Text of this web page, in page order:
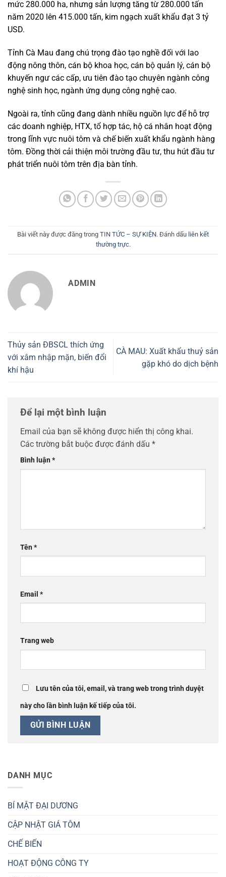
mức 280.000 ha, nhưng sản lượng tăng từ 280.000 tấn
năm 2020 lên 415.000 tấn, kim ngạch xuất khẩu đạt 3 tỷ
USD.
Tỉnh Cà Mau đang chú trọng đào tạo nghề đối với lao
động nông thôn, cán bộ khoa học, cán bộ quản lý, cán bộ
khuyến ngư các cấp, ưu tiên đào tạo chuyên ngành công
nghệ sinh học, ngành ứng dụng công nghệ cao.
Ngoài ra, tỉnh cũng đang dành nhiều nguồn lực để hỗ trợ
các doanh nghiệp, HTX, tổ hợp tác, hộ cá nhân hoạt động
trong lĩnh vực nuôi tôm và chế biến xuất khẩu ngành hàng
tôm. Đồng thời cải thiện môi trường đầu tư, thu hút đầu tư
phát triển nuôi tôm trên địa bàn tỉnh.
Bài viết này được đăng trong TIN TỨC – SỰ KIỆN. Đánh dấu liên kết
thường trực.
ADMIN
Thủy sản ĐBSCL thích ứng
với xâm nhập mặn, biến đổi
khí hậu
CÀ MAU: Xuất khẩu thuỷ sản
gặp khó do dịch bệnh
Để lại một bình luận
Email của bạn sẽ không được hiển thị công khai.
Các trường bắt buộc được đánh dấu *
Bình luận*
Tên*
Email *
Trang web
Lưu tên của tôi, email, và trang web trong trình duyệt
này cho lần bình luận kế tiếp của tôi.
DANH MỤC
BÍ MẬT ĐẠI DƯƠNG
CẬP NHẬT GIÁ TÔM
CHẾ BIẾN
HOẠT ĐỘNG CÔNG TY